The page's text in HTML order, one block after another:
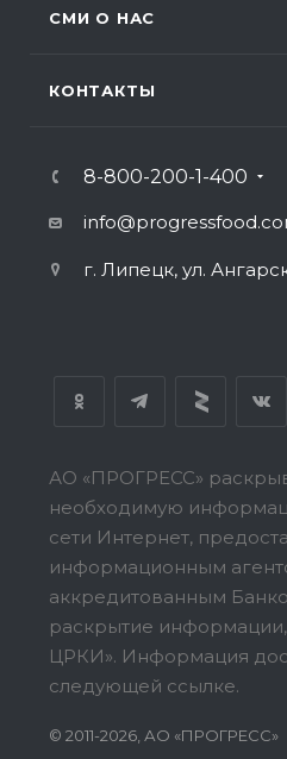
СМИ О НАС
КОНТАКТЫ
8-800-200-1-400
г. Липецк, ул.
АО «ПРОГРЕСС»
необходимую
сети Интернет,
информационным
аккредитованным
раскрытие
ЦРКИ». Информация
следующей ссылке.
© 2011-2026, АО «ПРОГРЕСС»